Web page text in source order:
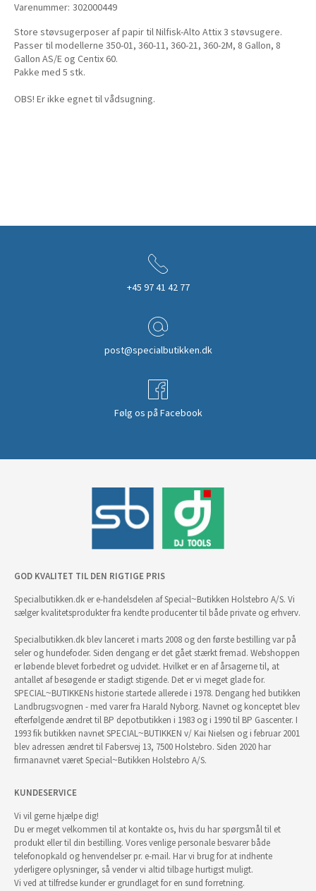
Varenummer: 302000449
Store støvsugerposer af papir til Nilfisk-Alto Attix 3 støvsugere.
Passer til modellerne 350-01, 360-11, 360-21, 360-2M, 8 Gallon, 8
Gallon AS/E og Centix 60.
Pakke med 5 stk.
OBS! Er ikke egnet til vådsugning.
+45 97 41 42 77
post@specialbutikken.dk
Følg os på Facebook
GOD KVALITET TIL DEN RIGTIGE PRIS
Specialbutikken.dk er e-handelsdelen af Special~Butikken Holstebro A/S. Vi
sælger kvalitetsprodukter fra kendte producenter til både private og erhverv.
Specialbutikken.dk blev lanceret i marts 2008 og den første bestilling var på
seler og hundefoder. Siden dengang er det gået stærkt fremad. Webshoppen
er løbende blevet forbedret og udvidet. Hvilket er en af årsagerne til, at
antallet af besøgende er stadigt stigende. Det er vi meget glade for.
SPECIAL~BUTIKKENs historie startede allerede i 1978. Dengang hed butikken
Landbrugsvognen - med varer fra Harald Nyborg. Navnet og konceptet blev
efterfølgende ændret til BP depotbutikken i 1983 og i 1990 til BP Gascenter. I
1993 fik butikken navnet SPECIAL~BUTIKKEN v/ Kai Nielsen og i februar 2001
blev adressen ændret til Fabersvej 13, 7500 Holstebro. Siden 2020 har
firmanavnet været Special~Butikken Holstebro A/S.
KUNDESERVICE
Vi vil gerne hjælpe dig!
Du er meget velkommen til at kontakte os, hvis du har spørgsmål til et
produkt eller til din bestilling. Vores venlige personale besvarer både
telefonopkald og henvendelser pr. e-mail. Har vi brug for at indhente
yderligere oplysninger, så vender vi altid tilbage hurtigst muligt.
Vi ved at tilfredse kunder er grundlaget for en sund forretning.